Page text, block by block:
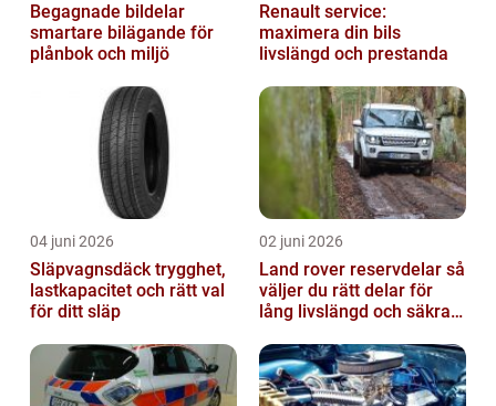
Begagnade bildelar
smartare bilägande för
plånbok och miljö
Renault service:
maximera din bils
livslängd och prestanda
04 juni 2026
Släpvagnsdäck trygghet,
lastkapacitet och rätt val
för ditt släp
02 juni 2026
Land rover reservdelar så
väljer du rätt delar för
lång livslängd och säkra